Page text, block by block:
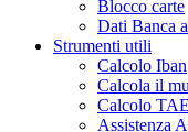
Blocco carte
Dati Banca
Strumenti utili
Calcolo Iban
Calcola il
Calcolo
Assistenza